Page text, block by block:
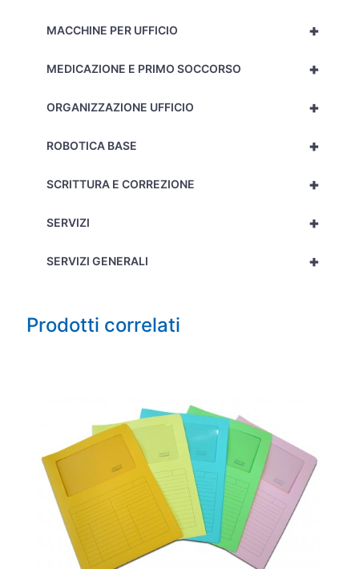
+
MACCHINE PER UFFICIO
+
MEDICAZIONE E PRIMO SOCCORSO
+
ORGANIZZAZIONE UFFICIO
+
ROBOTICA BASE
+
SCRITTURA E CORREZIONE
+
SERVIZI
+
SERVIZI GENERALI
Prodotti correlati